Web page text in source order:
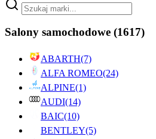
Salony samochodowe (1617)
ABARTH(7)
ALFA ROMEO(24)
ALPINE(1)
AUDI(14)
BAIC(10)
BENTLEY(5)